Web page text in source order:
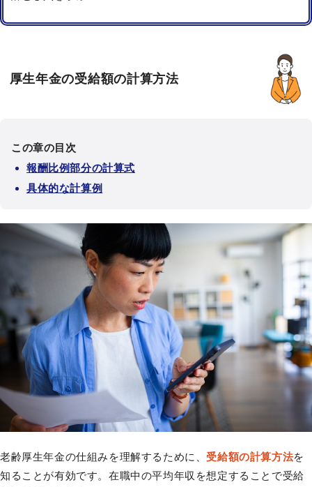
厚生年金の受給額の計算方法
この章の目次
報酬比例部分の計算式
具体的な計算例
老齢厚生年金の仕組みを理解するために、 受給額の計算方法を
知ることが有効です。在職中の平均年収を想定することで受給